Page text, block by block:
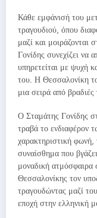
Κάθε εμφάνισή του
τραγουδιού, όπου
μαζί και μοιράζονται
Γονίδης συνεχίζει να
υπηρετείται με ψυχή
του. Η Θεσσαλονίκη
μια σειρά από
Ο Σταμάτης Γονίδης
τραβά το ενδιαφέρον
χαρακτηριστική φωνή,
συναίσθημα που
μοναδική ατμόσφαιρα
Θεσσαλονίκης τον
τραγουδώντας μαζί
εποχή στην ελληνική